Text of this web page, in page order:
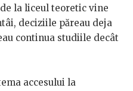
la liceul teoretic vine
deciziile păreau deja
continua studiile decât
accesului la